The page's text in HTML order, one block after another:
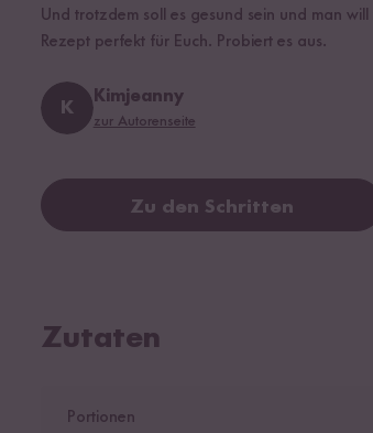
Und trotzdem soll es gesund sein und man
Rezept perfekt für Euch. Probiert es aus.
K
Kimjeanny
zur Autorenseite
Zu den Schritten
Zutaten
Portionen